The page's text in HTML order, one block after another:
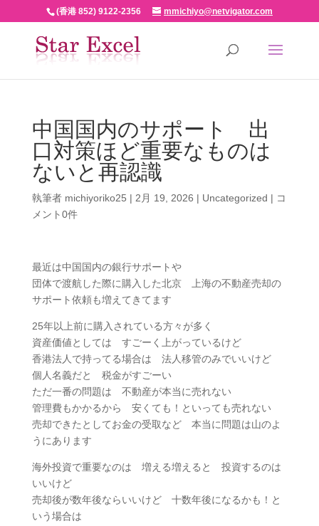
(香港 852) 9122-2356 mmichiyo@netvigator.com
中国国内のサポート 出
口対策ほど重要なものは
ないと再認識
執筆者 michiyoriko25 | 2月 19, 2026 | Uncategorized | コ
メント0件
最近は中国国内の銀行サポートや
団体で渡航した際に購入した北京 上海の不動産売却の
サポート依頼も増えてきてます
25年以上前に購入されている方々が多く
資産価値としては すごーく上がっているけど
香港法人で持ってる場合は 法人移管のみでいいけど
個人名義だと 税金がすごーい
ただ一番の問題は 不動産が本当に売れない
管理費もかかるから 安くても！といっても売れない
売却できたとしてお金の受取など 本当に問題は山のよ
うにあります
海外投資で重要なのは 増える増えると 投資するのは
いいけど
売却後が数年後ならいいけど 十数年後になるかも！と
いう場合は